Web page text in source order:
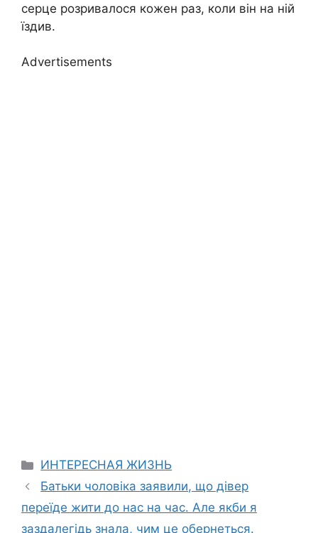
серце розривалося кожен раз, коли він на ній
їздив.
Advertisements
Categories
ИНТЕРЕСНАЯ ЖИЗНЬ
Батьки чоловіка заявили, що дівер
переїде жити до нас на час. Але якби я
заздалегідь знала, чим це обернеться.